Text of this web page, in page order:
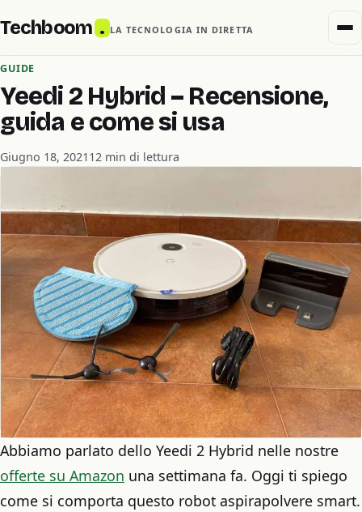
Techboom . LA TECNOLOGIA IN DIRETTA
GUIDE
Yeedi 2 Hybrid – Recensione,
guida e come si usa
Giugno 18, 2021 12 min di lettura
Abbiamo parlato dello Yeedi 2 Hybrid nelle nostre
offerte su Amazon una settimana fa. Oggi ti spiego
come si comporta questo robot aspirapolvere smart.